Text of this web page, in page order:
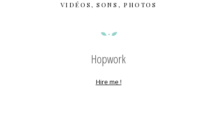
VIDÉOS, SONS, PHOTOS
Hopwork
Hire me !